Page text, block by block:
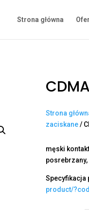
Strona główna
Strona
zaciskane/
męski
posrebrzany,
Specyfikacja
product/